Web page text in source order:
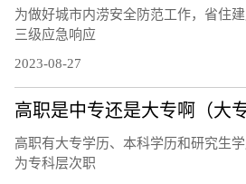
为做好城市内涝安全防范工作，省住
三级应急响应
2023-08-27
高职有大专学历、本科学历和研究生
为专科层次职